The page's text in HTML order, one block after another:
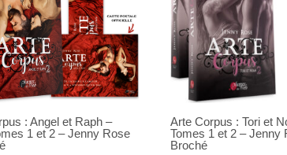
: Angel et Raph –
1 et 2 – Jenny Rose
Arte Corpus : Tori et
Tomes 1 et 2 – Jenny
Broché